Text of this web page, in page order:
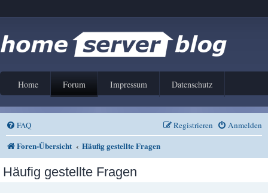
Home Forum Impressum Datenschutz
FAQ Anmelden
Registrieren
Foren-Übersicht Häufig gestellte Fragen
Häufig gestellte Fragen